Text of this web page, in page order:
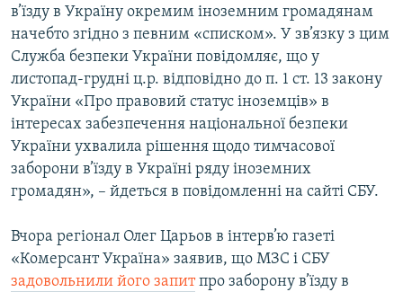
в’їзду в Україну окремим іноземним громадянам
начебто згідно з певним «списком». У зв’язку з цим
Служба безпеки України повідомляє, що у
листопад-грудні ц.р. відповідно до п. 1 ст. 13 закону
України «Про правовий статус іноземців» в
інтересах забезпечення національної безпеки
України ухвалила рішення щодо тимчасової
заборони в’їзду в Україні ряду іноземних
громадян», – йдеться в повідомленні на сайті СБУ.
Вчора регіонал Олег Царьов в інтерв’ю газеті
«Комерсант Україна» заявив, що МЗС і СБУ
задовольнили його запитпро заборону в’їзду в